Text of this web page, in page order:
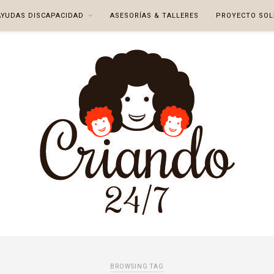
DISCAPACIDAD ASESORÍAS & TALLERES PROYECTO
BROWSING TAG